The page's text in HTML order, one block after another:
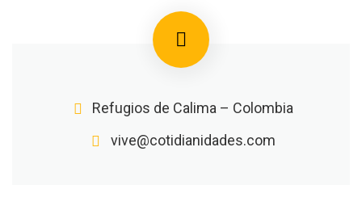
Refugios de Calima – Colombia
vive@cotidianidades.com